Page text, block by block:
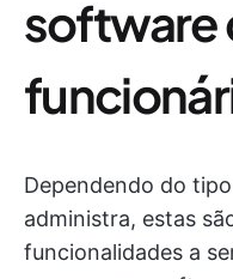
software
Dependendo do
administra, estas
funcionalidades a